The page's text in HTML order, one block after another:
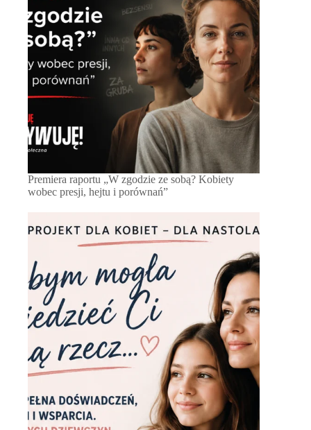
Premiera raportu „W zgodzie ze sobą? Kobiety
wobec presji, hejtu i porównań”